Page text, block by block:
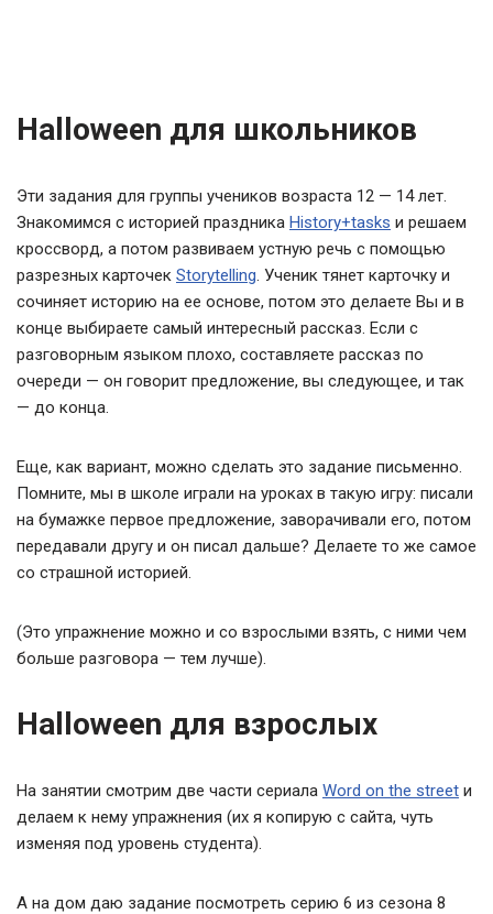
Halloween для школьников
Эти задания для группы учеников возраста 12 — 14 лет.
Знакомимся с историей праздника History+tasks и решаем
кроссворд, а потом развиваем устную речь с помощью
разрезных карточек Storytelling . Ученик тянет карточку и
сочиняет историю на ее основе, потом это делаете Вы и в
конце выбираете самый интересный рассказ. Если с
разговорным языком плохо, составляете рассказ по
очереди — он говорит предложение, вы следующее, и так
— до конца.
Еще, как вариант, можно сделать это задание письменно.
Помните, мы в школе играли на уроках в такую игру: писали
на бумажке первое предложение, заворачивали его, потом
передавали другу и он писал дальше? Делаете то же самое
со страшной историей.
(Это упражнение можно и со взрослыми взять, с ними чем
больше разговора — тем лучше).
Halloween для взрослых
На занятии смотрим две части сериала Word on the street и
делаем к нему упражнения (их я копирую с сайта, чуть
изменяя под уровень студента).
А на дом даю задание посмотреть серию 6 из сезона 8